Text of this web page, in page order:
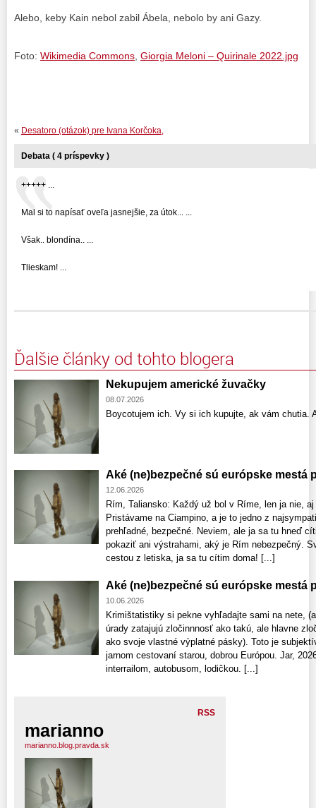
Alebo, keby Kain nebol zabil Ábela, nebolo by ani Gazy.
Foto: Wikimedia Commons Giorgia Meloni – Quirinale 2022.jpg
« Desatoro (otázok) pre Ivana Korčoka,
Debata ( 4 príspevky )
+++++ ...
Mal si to napísať oveľa jasnejšie, za útok... ...
Však.. blondína.. ...
Tlieskam! ...
Ďalšie články od tohto blogera
Nekupujem americké žuvačky
08.07.2026
Boycotujem ich. Vy si ich kupujte, ak vám chutia.
Aké (ne)bezpečné sú európske mestá
12.06.2026
Rím, Taliansko: Každý už bol v Ríme, len ja nie,
Pristávame na Ciampino, a je to jedno z
prehľadné, bezpečné. Neviem, ale ja sa tu hneď
pokaziť ani výstrahami, aký je Rím nebezpečný.
cestou z letiska, ja sa tu cítim doma! [...]
Aké (ne)bezpečné sú európske mestá
10.06.2026
Krimištatistiky si pekne vyhľadajte sami na nete,
úrady zatajujú zločinnnosť ako takú, ale hlavne
ako svoje vlastné výplatné pásky). Toto je
jarnom cestovaní starou, dobrou Európou. Jar,
interrailom, autobusom, lodičkou. [...]
RSS
marianno
marianno.blog.pravda.sk